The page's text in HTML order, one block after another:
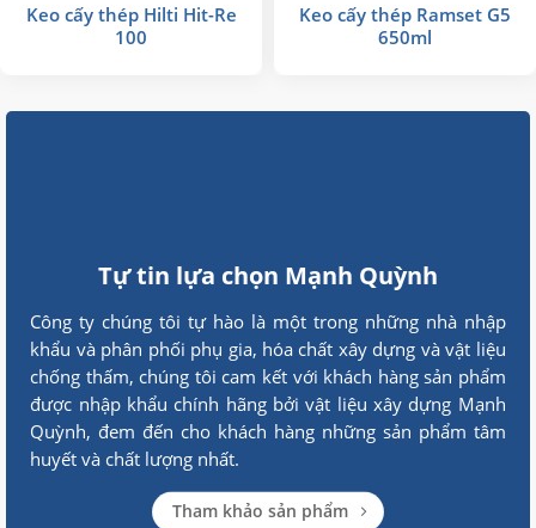
Keo cấy thép Hilti Hit-Re
100
Keo cấy thép Ramset G5
650ml
Tự tin lựa chọn Mạnh Quỳnh
Công ty chúng tôi tự hào là một trong những nhà nhập
khẩu và phân phối phụ gia, hóa chất xây dựng và vật liệu
chống thấm, chúng tôi cam kết với khách hàng sản phẩm
được nhập khẩu chính hãng bởi vật liệu xây dựng Mạnh
Quỳnh, đem đến cho khách hàng những sản phẩm tâm
huyết và chất lượng nhất.
Tham khảo sản phẩm